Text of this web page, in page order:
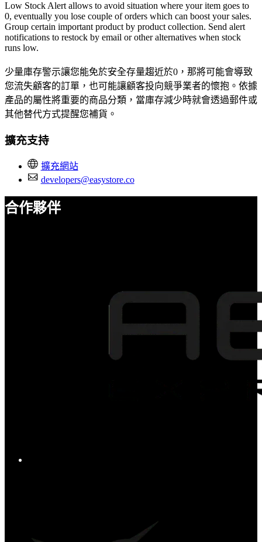
Low Stock Alert allows to avoid situation where your item goes to
0, eventually you lose couple of orders which can boost your sales.
Group certain important product by product collection. Send alert
notifications to restock by email or other alternatives when stock
runs low.
少量庫存警示讓您能免於安全存量趨近於0，那將可能會導致
您流失顧客的訂單，也可能讓顧客投向競爭業者的懷抱。依據
產品的屬性將重要的商品分類，當庫存減少時就會透過郵件或
其他替代方式提醒您補貨。
擴充支持
擴充網站
developers@easystore.co
合作夥伴